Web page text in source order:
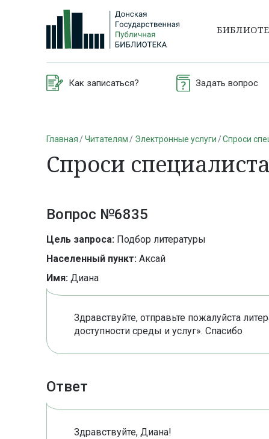
Как записаться? Задать вопрос
Главная Читателям Электронные услуги Спроси
Спроси специалиста
Вопрос №6835
Цель запроса: Подбор литературы
Населенный пункт: Аксай
Имя: Диана
Здравствуйте, отправьте пожалуйста
доступности среды и услуг». Спасибо
Ответ
Здравствуйте, Диана!